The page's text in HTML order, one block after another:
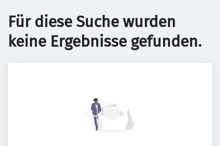
Für diese Suche wurden
keine Ergebnisse gefunden.